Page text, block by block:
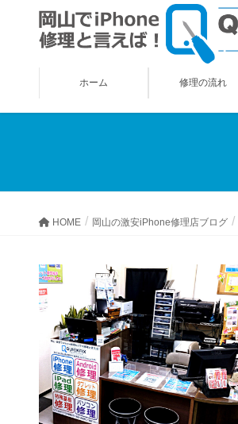
ホーム 修理の流れ
HOME 岡山の激安iPhone修理店ブログ